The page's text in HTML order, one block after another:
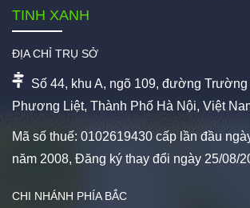
TINH XANH
ĐỊA CHỈ TRỤ SỞ
Số 44, khu A, ngõ 109, đường
Phương Liệt, Thành Phố Hà Nội, Việt
Mã số thuế: 0102619430 cấp lần đầu
năm 2008, Đăng ký thay đổi ngày 25/08/
CHI NHÁNH PHÍA BẮC